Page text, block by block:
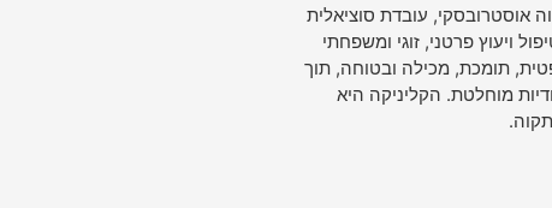
אוסטרובסקי, עובדת סוציאלית
ויעוץ פרטני, זוגי ומשפחתי
תומכת, מכילה ובטוחה, תוך
מוחלטת. הקליניקה היא